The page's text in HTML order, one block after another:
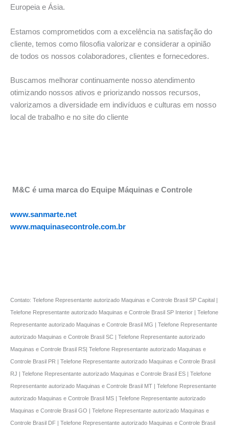
Europeia e Ásia.
Estamos comprometidos com a excelência na satisfação do
cliente, temos como filosofia valorizar e considerar a opinião
de todos os nossos colaboradores, clientes e fornecedores.
Buscamos melhorar continuamente nosso atendimento
otimizando nossos ativos e priorizando nossos recursos,
valorizamos a diversidade em indivíduos e culturas em nosso
local de trabalho e no site do cliente
M&C é uma marca do Equipe Máquinas e Controle
www.sanmarte.net
www.maquinasecontrole.com.br
Contato: Telefone Representante autorizado Maquinas e Controle Brasil SP Capital |
Telefone Representante autorizado Maquinas e Controle Brasil SP Interior | Telefone
Representante autorizado Maquinas e Controle Brasil MG | Telefone Representante
autorizado Maquinas e Controle Brasil SC | Telefone Representante autorizado
Maquinas e Controle Brasil RS| Telefone Representante autorizado Maquinas e
Controle Brasil PR | Telefone Representante autorizado Maquinas e Controle Brasil
RJ | Telefone Representante autorizado Maquinas e Controle Brasil ES | Telefone
Representante autorizado Maquinas e Controle Brasil MT | Telefone Representante
autorizado Maquinas e Controle Brasil MS | Telefone Representante autorizado
Maquinas e Controle Brasil GO | Telefone Representante autorizado Maquinas e
Controle Brasil DF | Telefone Representante autorizado Maquinas e Controle Brasil